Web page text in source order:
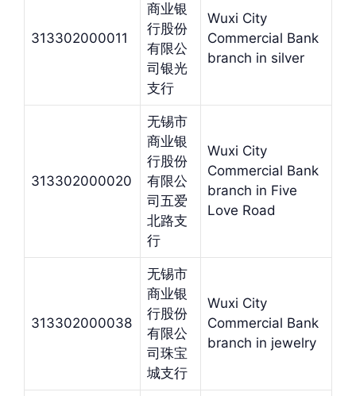
313302000011
商业银
行股份
有限公
司银光
支行
Wuxi City
Commercial Bank
branch in silver
313302000020
无锡市
商业银
行股份
有限公
司五爱
北路支
行
Wuxi City
Commercial Bank
branch in Five
Love Road
313302000038
无锡市
商业银
行股份
有限公
司珠宝
城支行
Wuxi City
Commercial Bank
branch in jewelry